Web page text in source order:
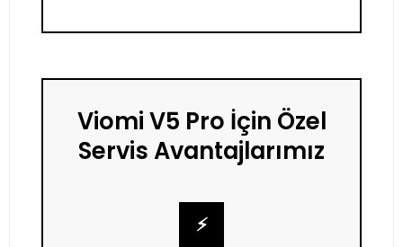
Viomi V5 Pro İçin Özel
Servis Avantajlarımız
⚡